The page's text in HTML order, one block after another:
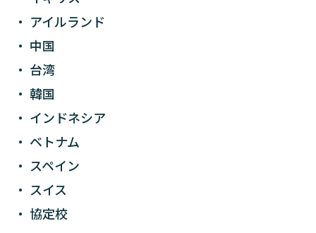
アイルランド
中国
台湾
韓国
インドネシア
ベトナム
スペイン
スイス
協定校